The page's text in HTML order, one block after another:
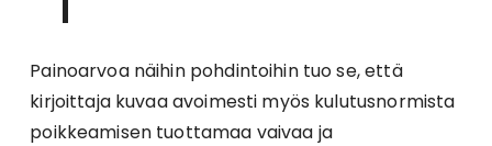
Painoarvoa näihin pohdintoihin tuo se, että
kirjoittaja kuvaa avoimesti myös kulutusnormista
poikkeamisen tuottamaa vaivaa ja